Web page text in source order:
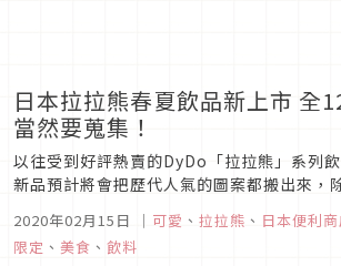
日本拉拉熊春夏飲品新上市 全
當然要蒐集！
以往受到好評熱賣的DyDo「拉拉熊」系列
新品預計將會把歷代人氣的圖案都搬出來，
熊的焙茶」可以選擇，總共會有12款設計瓶
可以開始購入蒐集了唷！圖片來源 拉拉熊的
2020年02月15日 ｜ 可愛 、 拉拉熊 、 日本便利
限定 、 美食 、 飲料